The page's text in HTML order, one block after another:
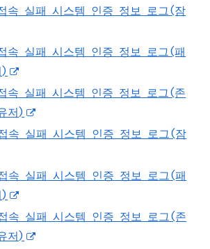
접속 실패 시스템 인증 정보 로그(잠
속 실패 시스템 인증 정보 로그(패
)
접속 실패 시스템 인증 정보 로그(존
저)
접속 실패 시스템 인증 정보 로그(잠
접속 실패 시스템 인증 정보 로그(패
)
접속 실패 시스템 인증 정보 로그(존
저)